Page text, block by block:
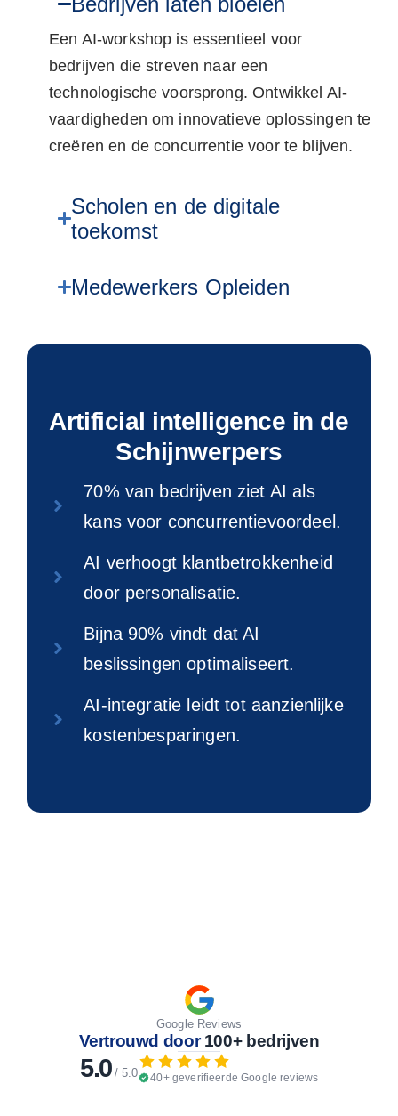
Een AI-workshop is essentieel voor
bedrijven die streven naar een
technologische voorsprong. Ontwikkel AI-
vaardigheden om innovatieve oplossingen te
creëren en de concurrentie voor te blijven.
Scholen en de digitale
toekomst
Medewerkers Opleiden
Artificial intelligence in de
Schijnwerpers
70% van bedrijven ziet AI als
kans voor concurrentievoordeel.
AI verhoogt klantbetrokkenheid
door personalisatie.
Bijna 90% vindt dat AI
beslissingen optimaliseert.
AI-integratie leidt tot aanzienlijke
kostenbesparingen.
Google Reviews
Vertrouwd door100+ bedrijven
5.0 / 5.0 40+ geverifieerde Google reviews